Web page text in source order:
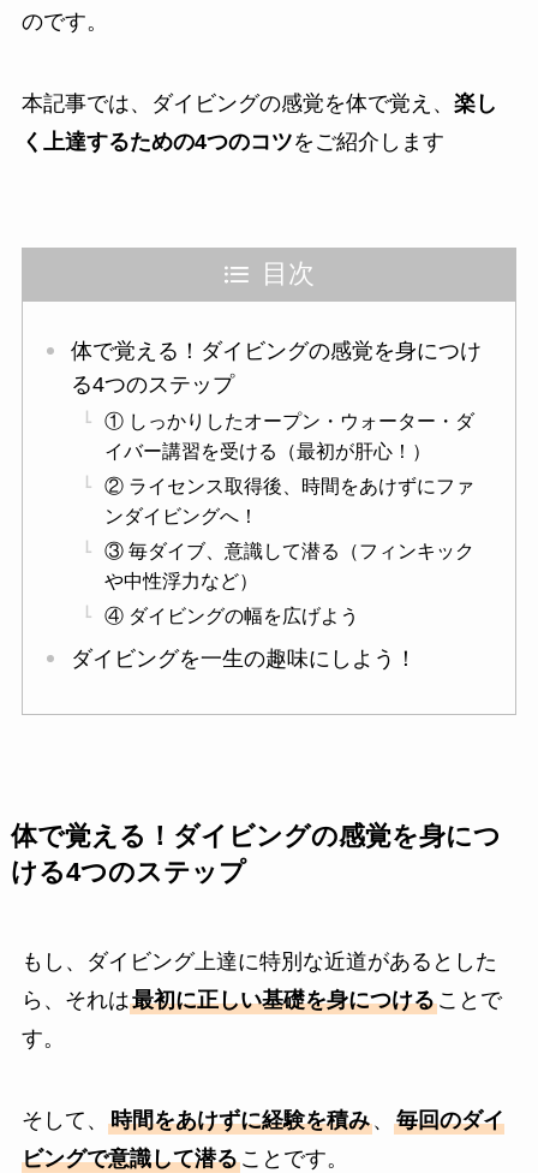
のです。
本記事では、ダイビングの感覚を体で覚え、 楽し
く上達するための4つのコツをご紹介します
目次
体で覚える！ダイビングの感覚を身につけ
る4つのステップ
① しっかりしたオープン・ウォーター・ダ
イバー講習を受ける（最初が肝心！）
② ライセンス取得後、時間をあけずにファ
ンダイビングへ！
③ 毎ダイブ、意識して潜る（フィンキック
や中性浮力など）
④ ダイビングの幅を広げよう
ダイビングを一生の趣味にしよう！
体で覚える！ダイビングの感覚を身につ
ける4つのステップ
もし、ダイビング上達に特別な近道があるとした
ら、それは最初に正しい基礎を身につけることで
す。
そして、 時間をあけずに経験を積み、 毎回のダイ
ビングで意識して潜ることです。